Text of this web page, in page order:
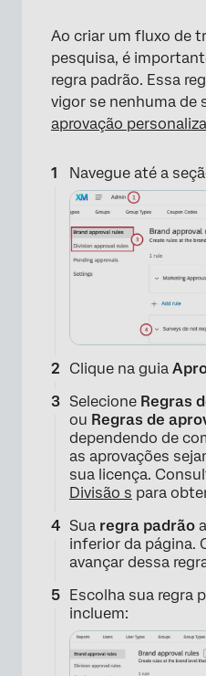
Ao criar um fluxo de
pesquisa, é
regra padrão. Essa
vigor se nenhuma de
aprovação
Navegue até a
Clique na guia
Selecione Regras
ou Regras de
dependendo de
as aprovações
sua licença.
Divisão s para
Sua regra padrão
inferior da página.
avançar dessa
Escolha sua regra
incluem: